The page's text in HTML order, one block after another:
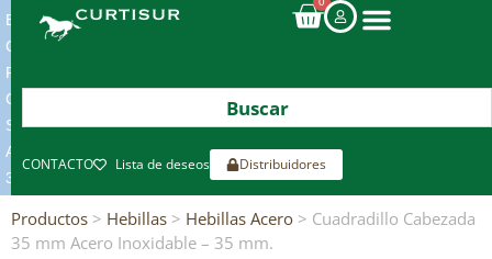
ENVIOS
GRATIS
POR
COMPRAS
SUPERIORES
A
300€*
CONTACTO Lista de deseos Distribuidores
Productos > Hebillas > Hebillas Acero > Cuadradillo Cabezada
35 mm Acero Inoxidable – 35 mm.